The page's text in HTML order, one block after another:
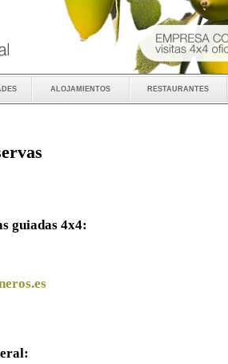
alojamientos restaurantes
guiadas 4x4: